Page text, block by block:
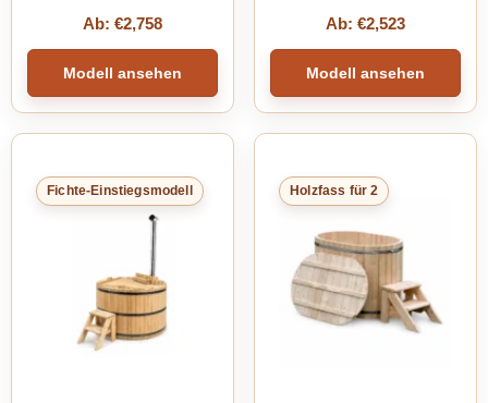
Ab: €2,758
Modell ansehen
Ab: €2,523
Modell ansehen
Fichte-Einstiegsmodell Holzfass für 2